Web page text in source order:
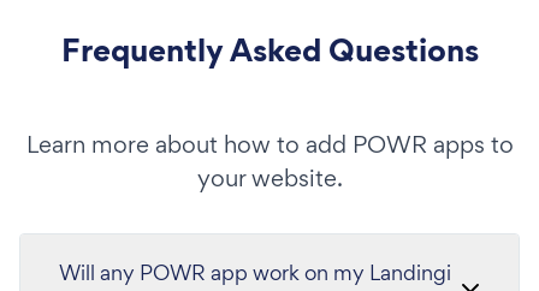
Frequently Asked Questions
Learn more about how to add POWR apps to
your website.
Will any POWR app work on my Landingi